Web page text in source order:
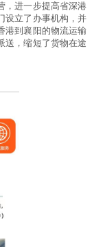
，进一步提高省深港
设立了办事机构，并
港到襄阳的物流运输
送，缩短了货物在途